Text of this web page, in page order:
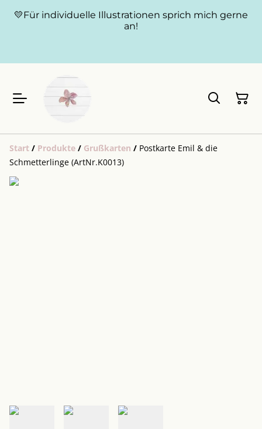
💛Für individuelle Illustrationen sprich mich gerne
an!
Start / Produkte / Grußkarten / Postkarte Emil & die
Schmetterlinge (ArtNr.K0013)